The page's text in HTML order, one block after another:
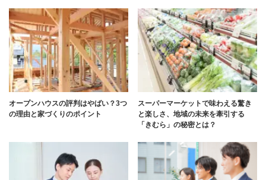
オープンハウスの評判はやばい？3つ
の理由と家づくりのポイント
スーパーマーケットで味わえる驚き
と楽しさ、地域の未来を牽引する
「きむら」の秘密とは？